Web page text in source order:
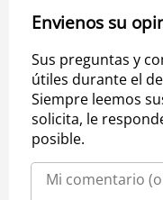
Envienos su
Sus preguntas y
útiles durante el
Siempre leemos
solicita, le
posible.